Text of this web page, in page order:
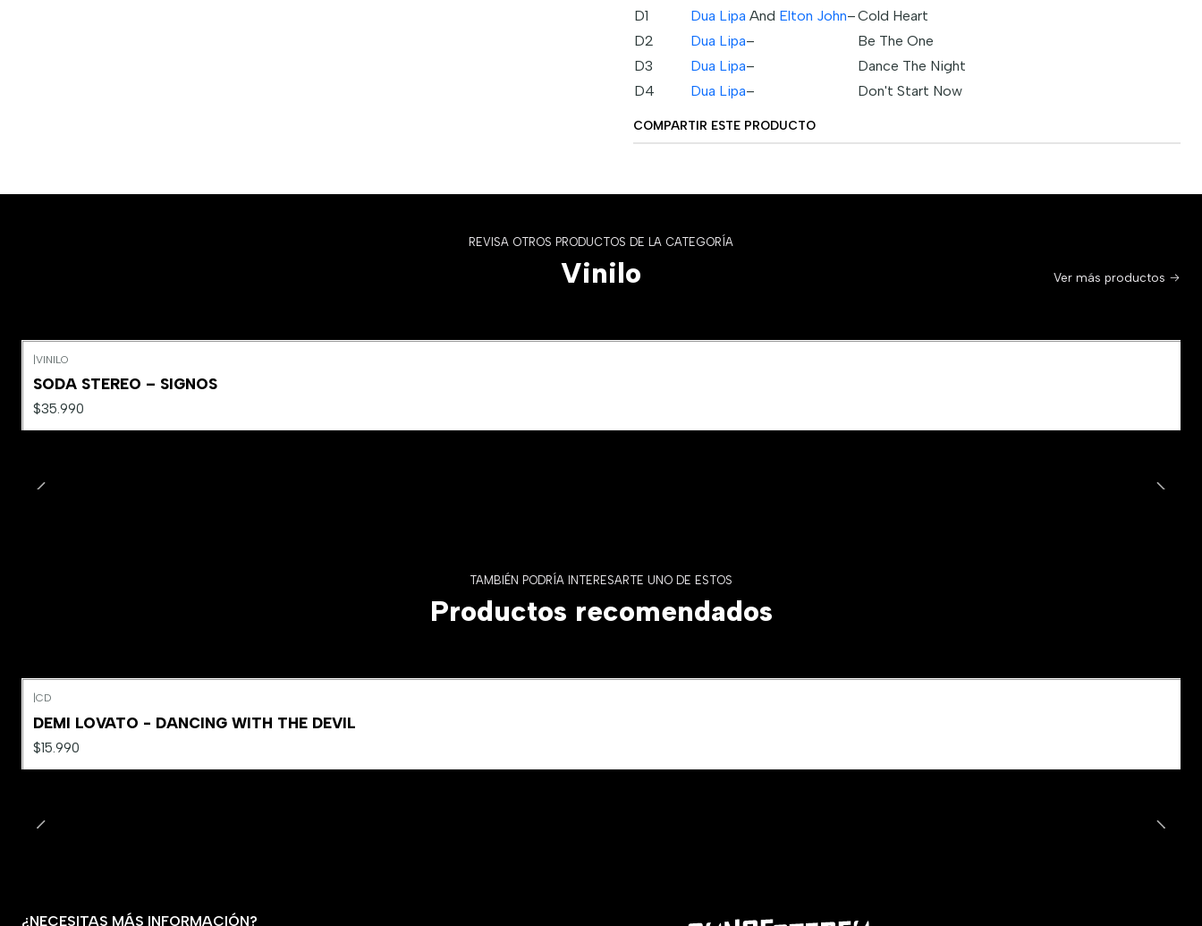
D1
Dua Lipa And Elton John–Cold Heart
D2
Dua Lipa–
Be The One
D3
Dua Lipa–
Dance The Night
D4
Dua Lipa– Don't Start Now
COMPARTIR ESTE PRODUCTO
REVISA OTROS PRODUCTOS DE LA CATEGORÍA
Vinilo Ver más productos
VINILO
SODA STEREO – SIGNOS
$35.990
TAMBIÉN PODRÍA INTERESARTE UNO DE ESTOS
Productos recomendados
CD
DEMI LOVATO - DANCING WITH THE DEVIL
$15.990
¿NECESITAS MÁS INFORMACIÓN?